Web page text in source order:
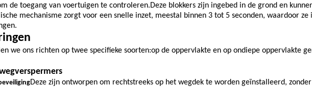
de toegang van voertuigen te controleren.Deze blokkers zijn ingebed in de grond en
mechanisme zorgt voor een snelle inzet, meestal binnen 3 tot 5 seconden, waardoor ze
we ons richten op twee specifieke soorten:op de oppervlakte en op ondiepe oppervlakte
Deze zijn ontworpen om rechtstreeks op het wegdek te worden geïnstalleerd,